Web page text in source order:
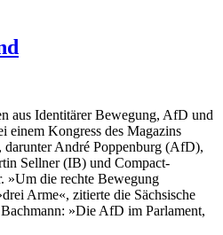
aus Identitärer Bewegung, AfD und
einem Kongress des Magazins
darunter André Poppenburg (AfD),
Sellner (IB) und Compact-
»Um die rechte Bewegung
Arme«, zitierte die Sächsische
»Die AfD im Parlament,